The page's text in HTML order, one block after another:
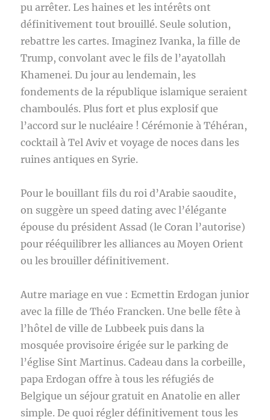
pu arrêter. Les haines et les intérêts ont
définitivement tout brouillé. Seule solution,
rebattre les cartes. Imaginez Ivanka, la fille de
Trump, convolant avec le fils de l’ayatollah
Khamenei. Du jour au lendemain, les
fondements de la république islamique seraient
chamboulés. Plus fort et plus explosif que
l’accord sur le nucléaire ! Cérémonie à Téhéran,
cocktail à Tel Aviv et voyage de noces dans les
ruines antiques en Syrie.
Pour le bouillant fils du roi d’Arabie saoudite,
on suggère un speed dating avec l’élégante
épouse du président Assad (le Coran l’autorise)
pour rééquilibrer les alliances au Moyen Orient
ou les brouiller définitivement.
Autre mariage en vue : Ecmettin Erdogan junior
avec la fille de Théo Francken. Une belle fête à
l’hôtel de ville de Lubbeek puis dans la
mosquée provisoire érigée sur le parking de
l’église Sint Martinus. Cadeau dans la corbeille,
papa Erdogan offre à tous les réfugiés de
Belgique un séjour gratuit en Anatolie en aller
simple. De quoi régler définitivement tous les